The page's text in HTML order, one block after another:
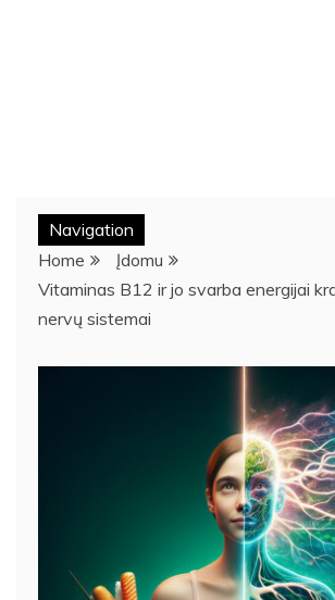
Navigation
Home
Įdomu
Vitaminas B12 ir jo svarba energijai
nervų sistemai